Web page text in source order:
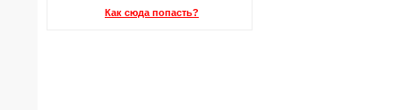
Как сюда попасть?